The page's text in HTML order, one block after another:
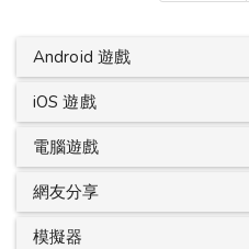
Android 遊戲
iOS 遊戲
電腦遊戲
網友分享
模擬器